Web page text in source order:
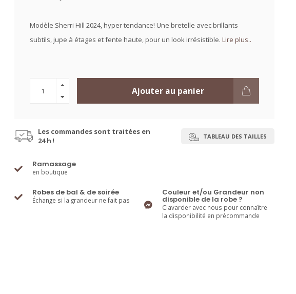
Modèle Sherri Hill 2024, hyper tendance! Une bretelle avec brillants
subtils, jupe à étages et fente haute, pour un look irrésistible. Lire plus..
Ajouter au panier
Les commandes sont traitées en
24 h !
TABLEAU DES TAILLES
Ramassage
en boutique
Robes de bal & de soirée
Échange si la grandeur ne fait pas
Couleur et/ou Grandeur non
disponible de la robe ?
Clavarder avec nous pour connaître
la disponibilité en précommande